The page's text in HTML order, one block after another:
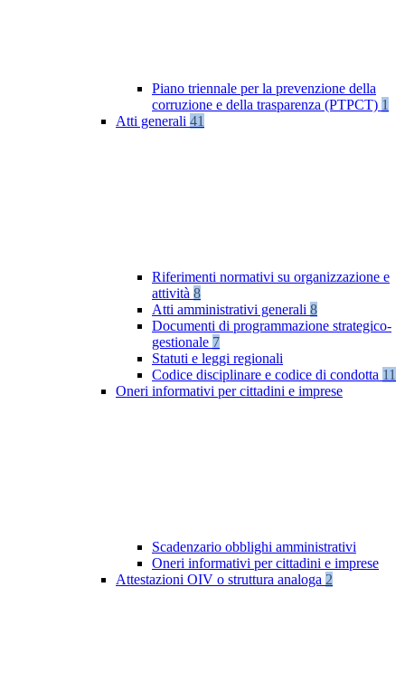
Piano triennale per la prevenzione della
corruzione e della trasparenza (PTPCT) 1
Atti generali 41
Riferimenti normativi su organizzazione e
attività 8
Atti amministrativi generali 8
Documenti di programmazione strategico-
gestionale 7
Statuti e leggi regionali
Codice disciplinare e codice di condotta 11
Oneri informativi per cittadini e imprese
Scadenzario obblighi amministrativi
Oneri informativi per cittadini e imprese
Attestazioni OIV o struttura analoga 2